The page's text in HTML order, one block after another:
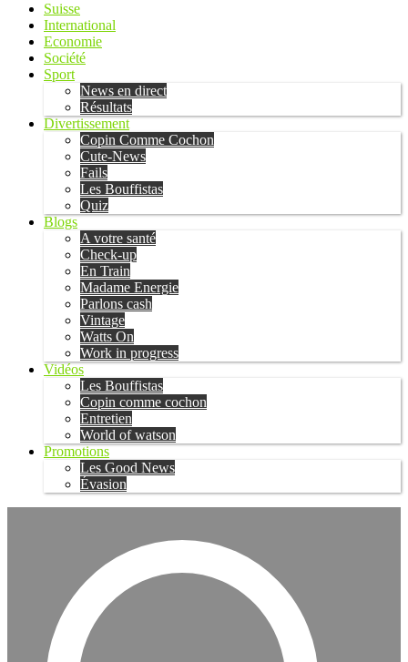
Suisse
International
Economie
Société
Sport
News en direct
Résultats
Divertissement
Copin Comme Cochon
Cute-News
Fails
Les Bouffistas
Quiz
Blogs
A votre santé
Check-up
En Train
Madame Energie
Parlons cash
Vintage
Watts On
Work in progress
Vidéos
Les Bouffistas
Copin comme cochon
Entretien
World of watson
Promotions
Les Good News
Évasion